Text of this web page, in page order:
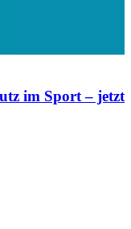
im Sport – jetzt